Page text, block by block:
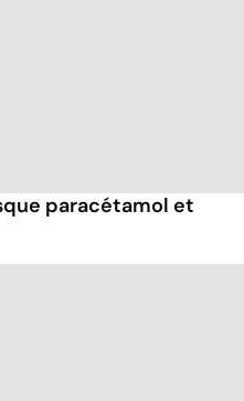
paracétamol et